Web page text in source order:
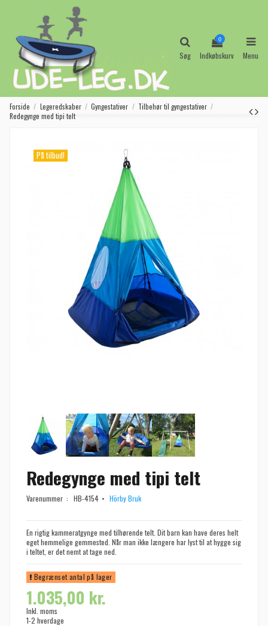
Søg
0
Indkøbskurv Menu
Forside Legeredskaber Gyngestativer
Tilbehør til gyngestativer
Redegynge med tipi telt
På tilbud!
Redegynge med tipi telt
Varenummer : HB-4154 Hörby Bruk
En rigtig kammeratgynge med tilhørende telt. Dit barn kan have deres helt
eget hemmelige gemmested. Når man ikke længere har lyst til at hygge sig
i teltet, er det nemt at tage ned.
Begrænset antal på lager
1.035,00 kr.
Inkl. moms
1-2 hverdage